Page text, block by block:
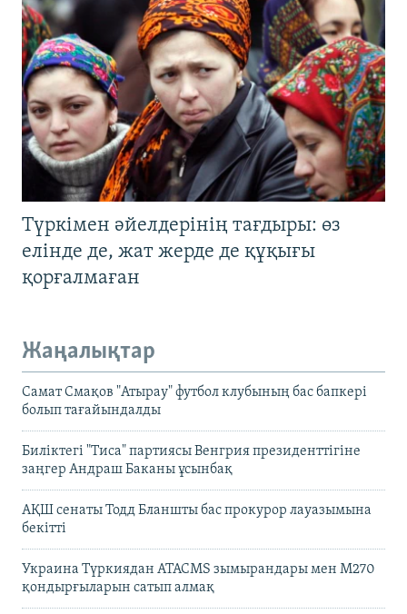
Түркімен әйелдерінің тағдыры: өз
елінде де, жат жерде де құқығы
қорғалмаған
Жаңалықтар
Самат Смақов "Атырау" футбол клубының бас бапкері
болып тағайындалды
Биліктегі "Тиса" партиясы Венгрия президенттігіне
заңгер Андраш Баканы ұсынбақ
АҚШ сенаты Тодд Бланшты бас прокурор лауазымына
бекітті
Украина Түркиядан ATACMS зымырандары мен M270
қондырғыларын сатып алмақ